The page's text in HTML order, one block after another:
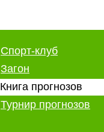
Спорт-клуб
Загон
Книга прогнозов
Турнир прогнозов